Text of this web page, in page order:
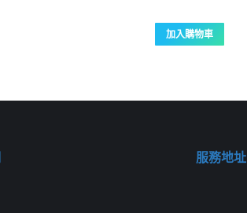
加入購物車
服務地址